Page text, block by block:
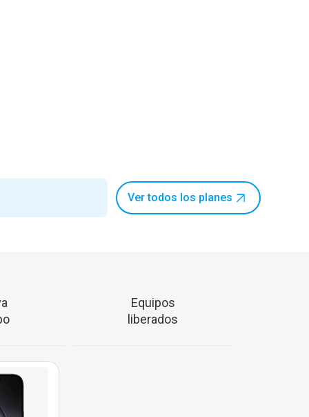
Ver todos los planes
Equipos
liberados